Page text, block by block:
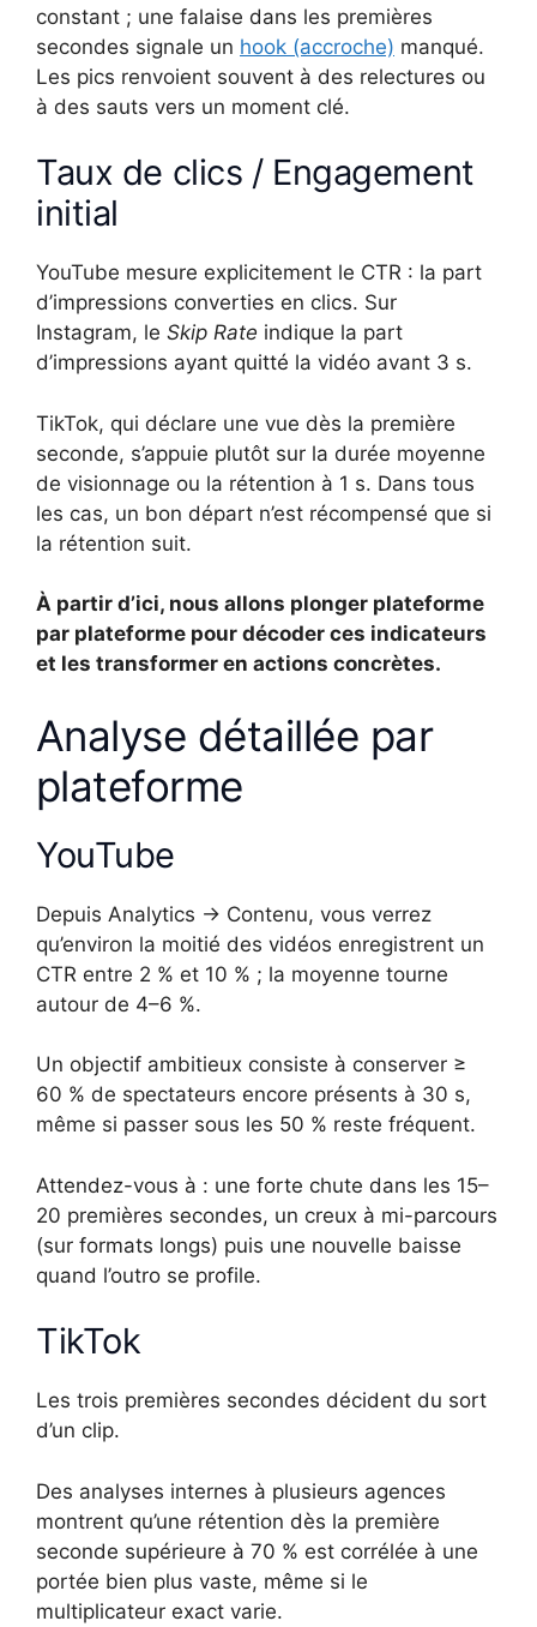
constant ; une falaise dans les premières
secondes signale un hook (accroche) manqué.
Les pics renvoient souvent à des relectures ou
à des sauts vers un moment clé.
Taux de clics / Engagement
initial
YouTube mesure explicitement le CTR : la part
d’impressions converties en clics. Sur
Instagram, le Skip Rate indique la part
d’impressions ayant quitté la vidéo avant 3 s.
TikTok, qui déclare une vue dès la première
seconde, s’appuie plutôt sur la durée moyenne
de visionnage ou la rétention à 1 s. Dans tous
les cas, un bon départ n’est récompensé que si
la rétention suit.
À partir d’ici, nous allons plonger plateforme
par plateforme pour décoder ces indicateurs
et les transformer en actions concrètes.
Analyse détaillée par
plateforme
YouTube
Depuis Analytics → Contenu, vous verrez
qu’environ la moitié des vidéos enregistrent un
CTR entre 2 % et 10 % ; la moyenne tourne
autour de 4–6 %.
Un objectif ambitieux consiste à conserver ≥
60 % de spectateurs encore présents à 30 s,
même si passer sous les 50 % reste fréquent.
Attendez-vous à : une forte chute dans les 15–
20 premières secondes, un creux à mi-parcours
(sur formats longs) puis une nouvelle baisse
quand l’outro se profile.
TikTok
Les trois premières secondes décident du sort
d’un clip.
Des analyses internes à plusieurs agences
montrent qu’une rétention dès la première
seconde supérieure à 70 % est corrélée à une
portée bien plus vaste, même si le
multiplicateur exact varie.